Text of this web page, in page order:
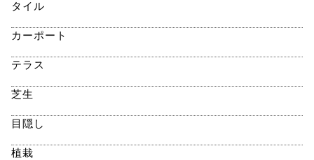
タイル
カーポート
テラス
芝生
目隠し
植栽